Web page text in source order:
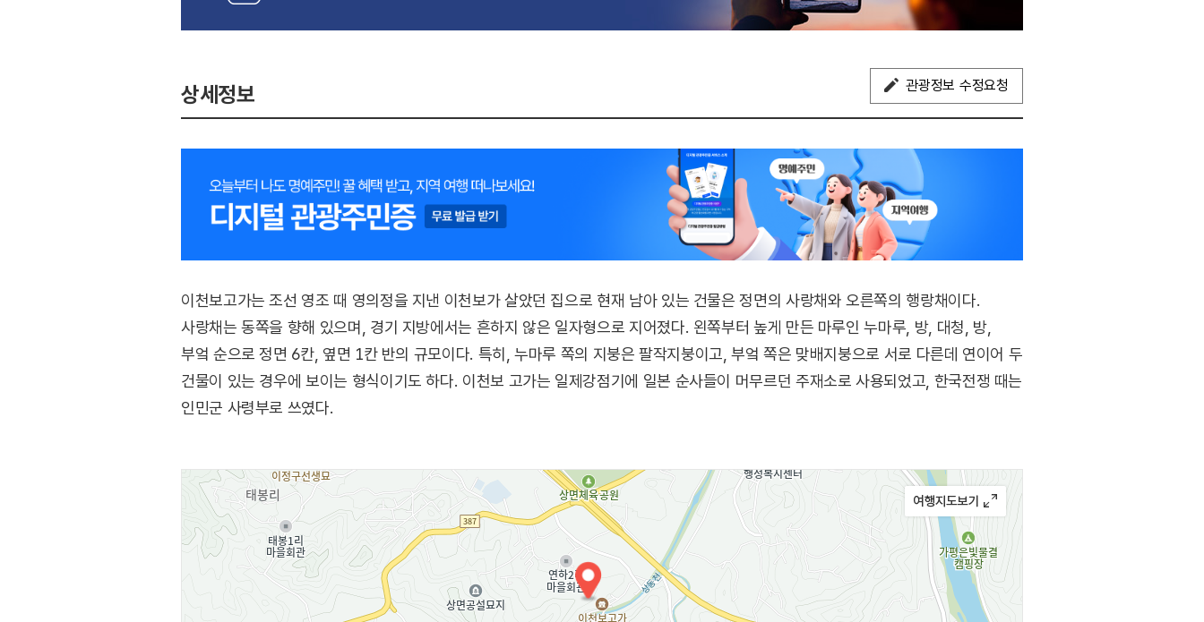
상세정보 관광정보 수정요청
이천보고가는 조선 영조 때 영의정을 지낸 이천보가 살았던 집으로 현재 남아 있는 건물은 정면의 사랑채와 오른쪽의 행랑채이다.
사랑채는 동쪽을 향해 있으며, 경기 지방에서는 흔하지 않은 일자형으로 지어졌다. 왼쪽부터 높게 만든 마루인 누마루, 방, 대청, 방,
부엌 순으로 정면 6칸, 옆면 1칸 반의 규모이다. 특히, 누마루 쪽의 지붕은 팔작지붕이고, 부엌 쪽은 맞배지붕으로 서로 다른데 연이어 두
건물이 있는 경우에 보이는 형식이기도 하다. 이천보 고가는 일제강점기에 일본 순사들이 머무르던 주재소로 사용되었고, 한국전쟁 때는
인민군 사령부로 쓰였다.